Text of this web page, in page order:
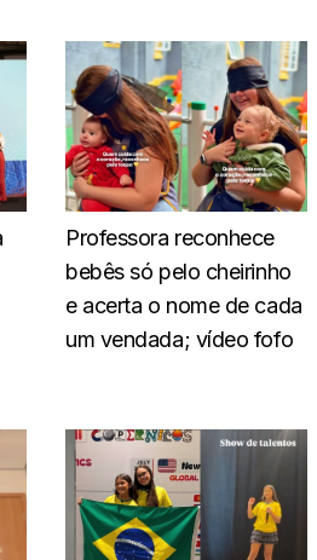
Professora reconhece
bebês só pelo cheirinho
e acerta o nome de cada
um vendada; vídeo fofo